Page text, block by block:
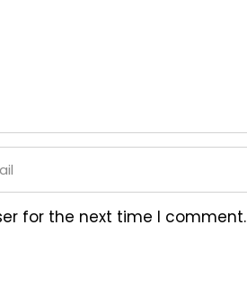
for the next time I comment.